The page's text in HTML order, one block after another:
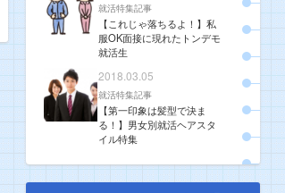
就活特集記事
【これじゃ落ちるよ！】私
服OK面接に現れたトンデモ
就活生
2018.03.05
就活特集記事
【第一印象は髪型で決ま
る！】男女別就活ヘアスタ
イル特集